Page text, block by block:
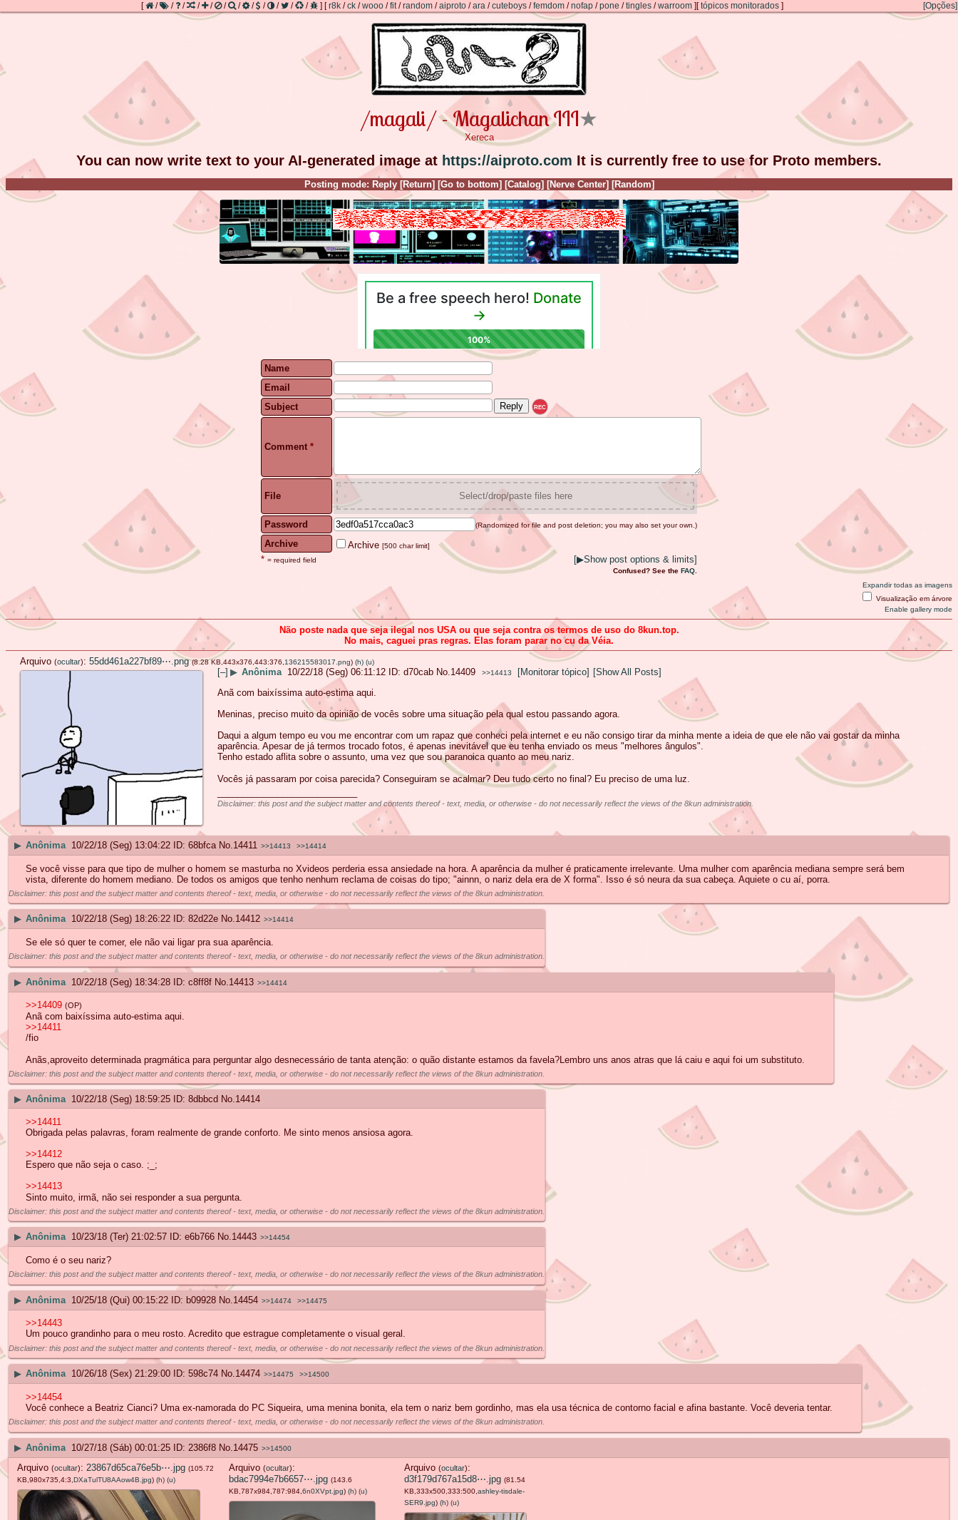
[ / / / / / / / / / / / / ] [r8k/ck/wooo/fit/random/aiproto/ara/cuteboys/femdom/nofap/pone /tingles/warroom] [Opções]
[tópicos monitorados]
/magali/ - Magalichan III★
Xereca
You can now write text to your AI-generated image at https://aiproto.com It is currently free to use for Proto members.
Posting mode: Reply [Return] [Go to bottom] [Catalog] [Nerve Center] [Random]
Name
Email
Subject
REC
Comment *
File Select/drop/paste files here
Password (Randomized for file and post deletion; you may also set your own.)
Archive Archive [500 char limit]
* = required field [▶Show post options & limits]
Confused? See the FAQ.
Expandir todas as imagens
Visualização em árvore
Enable gallery mode
Não poste nada que seja ilegal nos USA ou que seja contra os termos de uso do 8kun.top.
No mais, caguei pras regras. Elas foram parar no cu da Véia.
Arquivo (ocultar): 55dd461a227bf89⋯.png (8.28 KB,443x376,443:376, 136215583017.png) (h) (u)
[–] ▶ Anônima 10/22/18 (Seg) 06:11:12 d70cab No. 14409 >>14413 [Monitorar tópico] [Show All Posts]
Anã com baixíssima auto-estima aqui.
Meninas, preciso muito da opinião de vocês sobre uma situação pela qual estou passando agora.
Daqui a algum tempo eu vou me encontrar com um rapaz que conheci pela internet e eu não consigo tirar da minha mente a ideia de que ele não vai gostar da minha
aparência. Apesar de já termos trocado fotos, é apenas inevitável que eu tenha enviado os meus "melhores ângulos".
Tenho estado aflita sobre o assunto, uma vez que sou paranoica quanto ao meu nariz.
Vocês já passaram por coisa parecida? Conseguiram se acalmar? Deu tudo certo no final? Eu preciso de uma luz.
Disclaimer: this post and the subject matter and contents thereof - text, media, or otherwise - do not necessarily reflect the views of the 8kun administration.
▶ Anônima 10/22/18 (Seg) 13:04:22 68bfca No. 14411 >>14413 >>14414
Se você visse para que tipo de mulher o homem se masturba no Xvideos perderia essa ansiedade na hora. A aparência da mulher é praticamente irrelevante. Uma mulher com aparência mediana sempre será bem
vista, diferente do homem mediano. De todos os amigos que tenho nenhum reclama de coisas do tipo; "ainnn, o nariz dela era de X forma". Isso é só neura da sua cabeça. Aquiete o cu aí, porra.
Disclaimer: this post and the subject matter and contents thereof - text, media, or otherwise - do not necessarily reflect the views of the 8kun administration.
▶ Anônima 10/22/18 (Seg) 18:26:22 82d22e No.14412 >>14414
Se ele só quer te comer, ele não vai ligar pra sua aparência.
Disclaimer: this post and the subject matter and contents thereof - text, media, or otherwise - do not necessarily reflect the views of the 8kun administration.
▶ Anônima 10/22/18 (Seg) 18:34:28 c8ff8f No. 14413 >>14414
>>14409 (OP)
Anã com baixíssima auto-estima aqui.
>>14411
/fio
Anãs,aproveito determinada pragmática para perguntar algo desnecessário de tanta atenção: o quão distante estamos da favela?Lembro uns anos atras que lá caiu e aqui foi um substituto.
Disclaimer: this post and the subject matter and contents thereof - text, media, or otherwise - do not necessarily reflect the views of the 8kun administration.
▶ Anônima 10/22/18 (Seg) 18:59:25 8dbbcd No.14414
>>14411
Obrigada pelas palavras, foram realmente de grande conforto. Me sinto menos ansiosa agora.
>>14412
Espero que não seja o caso. ;_;
>>14413
Sinto muito, irmã, não sei responder a sua pergunta.
Disclaimer: this post and the subject matter and contents thereof - text, media, or otherwise - do not necessarily reflect the views of the 8kun administration.
▶ Anônima 10/23/18 (Ter) 21:02:57 e6b766 No.14443 >>14454
Como é o seu nariz?
Disclaimer: this post and the subject matter and contents thereof - text, media, or otherwise - do not necessarily reflect the views of the 8kun administration.
▶ Anônima 10/25/18 (Qui) 00:15:22 b09928 No. 14454 >>14474 >>14475
>>14443
Um pouco grandinho para o meu rosto. Acredito que estrague completamente o visual geral.
Disclaimer: this post and the subject matter and contents thereof - text, media, or otherwise - do not necessarily reflect the views of the 8kun administration.
▶ Anônima 10/26/18 (Sex) 21:29:00 598c74 No.14474 >>14475 >>14500
>>14454
Você conhece a Beatriz Cianci? Uma ex-namorada do PC Siqueira, uma menina bonita, ela tem o nariz bem gordinho, mas ela usa técnica de contorno facial e afina bastante. Você deveria tentar.
Disclaimer: this post and the subject matter and contents thereof - text, media, or otherwise - do not necessarily reflect the views of the 8kun administration.
▶ Anônima 10/27/18 (Sáb) 00:01:25 2386f8 No. 14475 >>14500
Arquivo (ocultar): 23867d65ca76e5b⋯.jpg (105.72
KB,980x735,4:3, DXaTulTU8AAow4B.jpg) (h) (u)
Arquivo (ocultar):
bdac7994e7b6657⋯.jpg (143.6
KB,787x984,787:984, 6n0XVpt.jpg) (h) (u)
Arquivo (ocultar):
d3f179d767a15d8⋯.jpg (81.54
KB,333x500,333:500, ashley-tisdale-
SER9.jpg) (h) (u)